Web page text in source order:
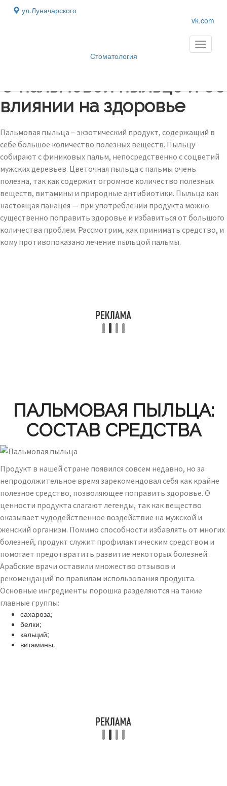
ул.Луначарского
vk.com
Стоматология
Toggle
О пальмовой пыльце и ее
влиянии на здоровье
Пальмовая пыльца – экзотический продукт, содержащий в
себе большое количество полезных веществ. Пыльцу
собирают с финиковых пальм, непосредственно с соцветий
мужских деревьев. Цветочная пыльца с пальмы очень
полезна, так как содержит огромное количество полезных
веществ, витамины и природные антибиотики. Пыльца как
настоящая панацея — при употреблении продукта можно
существенно поправить здоровье и избавиться от большого
количества проблем. Рассмотрим, как принимать средство, и
кому противопоказано лечение пыльцой пальмы.
ПАЛЬМОВАЯ ПЫЛЬЦА:
СОСТАВ СРЕДСТВА
Продукт в нашей стране появился совсем недавно, но за
непродолжительное время зарекомендовал себя как крайне
полезное средство, позволяющее поправить здоровье. О
ценности продукта слагают легенды, так как вещество
оказывает чудодейственное воздействие на мужской и
женский организм. Помимо способности избавлять от многих
болезней, продукт служит профилактическим средством и
помогает предотвратить развитие некоторых болезней.
Арабские врачи оставили множество отзывов и
рекомендаций по правилам использования продукта.
Основные ингредиенты порошка разделяются на такие
главные группы:
сахароза;
белки;
кальций;
витамины.